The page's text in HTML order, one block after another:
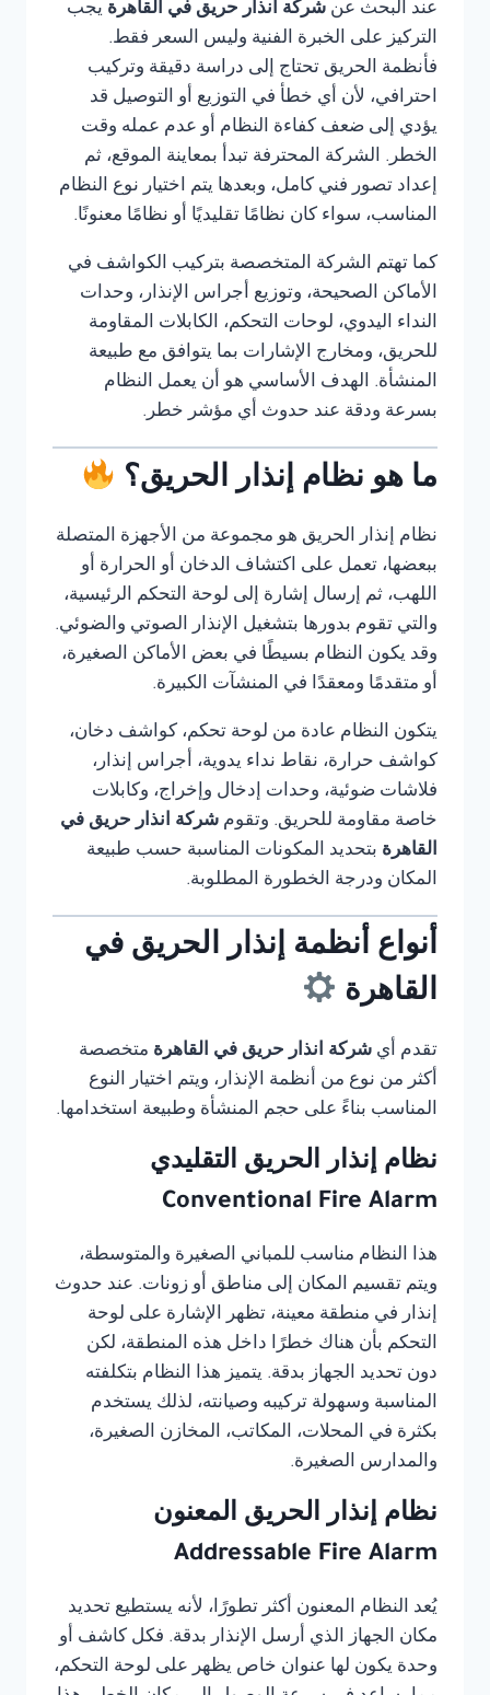
عند البحث عن شركة انذار حريق في القاهرة يجب
التركيز على الخبرة الفنية وليس السعر فقط.
فأنظمة الحريق تحتاج إلى دراسة دقيقة وتركيب
احترافي، لأن أي خطأ في التوزيع أو التوصيل قد
يؤدي إلى ضعف كفاءة النظام أو عدم عمله وقت
الخطر. الشركة المحترفة تبدأ بمعاينة الموقع، ثم
إعداد تصور فني كامل، وبعدها يتم اختيار نوع النظام
المناسب، سواء كان نظامًا تقليديًا أو نظامًا معنونًا.
كما تهتم الشركة المتخصصة بتركيب الكواشف في
الأماكن الصحيحة، وتوزيع أجراس الإنذار، وحدات
النداء اليدوي، لوحات التحكم، الكابلات المقاومة
للحريق، ومخارج الإشارات بما يتوافق مع طبيعة
المنشأة. الهدف الأساسي هو أن يعمل النظام
بسرعة ودقة عند حدوث أي مؤشر خطر.
ما هو نظام إنذار الحريق؟
نظام إنذار الحريق هو مجموعة من الأجهزة المتصلة
ببعضها، تعمل على اكتشاف الدخان أو الحرارة أو
اللهب، ثم إرسال إشارة إلى لوحة التحكم الرئيسية،
والتي تقوم بدورها بتشغيل الإنذار الصوتي والضوئي.
وقد يكون النظام بسيطًا في بعض الأماكن الصغيرة،
أو متقدمًا ومعقدًا في المنشآت الكبيرة.
يتكون النظام عادة من لوحة تحكم، كواشف دخان،
كواشف حرارة، نقاط نداء يدوية، أجراس إنذار،
فلاشات ضوئية، وحدات إدخال وإخراج، وكابلات
خاصة مقاومة للحريق. وتقوم شركة انذار حريق في
القاهرة بتحديد المكونات المناسبة حسب طبيعة
المكان ودرجة الخطورة المطلوبة.
أنواع أنظمة إنذار الحريق في
القاهرة
تقدم أي شركة انذار حريق في القاهرة متخصصة
أكثر من نوع من أنظمة الإنذار، ويتم اختيار النوع
المناسب بناءً على حجم المنشأة وطبيعة استخدامها.
نظام إنذار الحريق التقليدي
Conventional Fire Alarm
هذا النظام مناسب للمباني الصغيرة والمتوسطة،
ويتم تقسيم المكان إلى مناطق أو زونات. عند حدوث
إنذار في منطقة معينة، تظهر الإشارة على لوحة
التحكم بأن هناك خطرًا داخل هذه المنطقة، لكن
دون تحديد الجهاز بدقة. يتميز هذا النظام بتكلفته
المناسبة وسهولة تركيبه وصيانته، لذلك يستخدم
بكثرة في المحلات، المكاتب، المخازن الصغيرة،
والمدارس الصغيرة.
نظام إنذار الحريق المعنون
Addressable Fire Alarm
يُعد النظام المعنون أكثر تطورًا، لأنه يستطيع تحديد
مكان الجهاز الذي أرسل الإنذار بدقة. فكل كاشف أو
وحدة يكون لها عنوان خاص يظهر على لوحة التحكم،